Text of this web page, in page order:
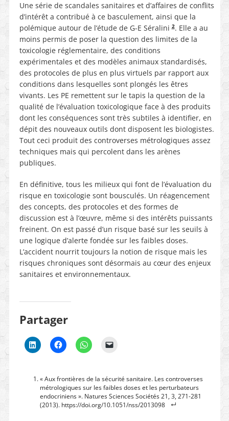
Une série de scandales sanitaires et d’affaires de conflits
d’intérêt a contribué à ce basculement, ainsi que la
polémique autour de l’étude de G-E Séralini2. Elle a au
moins permis de poser la question des limites de la
toxicologie réglementaire, des conditions
expérimentales et des modèles animaux standardisés,
des protocoles de plus en plus virtuels par rapport aux
conditions dans lesquelles sont plongés les êtres
vivants. Les PE remettent sur le tapis la question de la
qualité de l’évaluation toxicologique face à des produits
dont les conséquences sont très subtiles à identifier, en
dépit des nouveaux outils dont disposent les biologistes.
Tout ceci produit des controverses métrologiques assez
techniques mais qui percolent dans les arènes
publiques.
En définitive, tous les milieux qui font de l’évaluation du
risque en toxicologie sont bousculés. Un réagencement
des concepts, des protocoles et des formes de
discussion est à l’œuvre, même si des intérêts puissants
freinent. On est passé d’un risque basé sur les seuils à
une logique d’alerte fondée sur les faibles doses.
L’accident nourrit toujours la notion de risque mais les
risques chroniques sont désormais au cœur des enjeux
sanitaires et environnementaux.
Partager
« Aux frontières de la sécurité sanitaire. Les controverses
métrologiques sur les faibles doses et les perturbateurs
endocriniens ». Natures Sciences Sociétés 21, 3, 271-281
(2013). https://doi.org/10.1051/nss/2013098